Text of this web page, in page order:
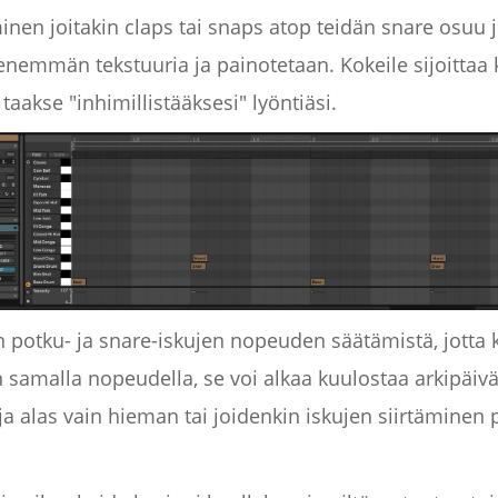
joitakin claps tai snaps atop teidän snare
tekstuuria ja painotetaan. Kokeile sijoittaa
"inhimillistääksesi" lyöntiäsi.
potku- ja snare-iskujen nopeuden säätämistä, jotta
samalla nopeudella, se voi alkaa kuulostaa
alas vain hieman tai joidenkin iskujen siirtäminen